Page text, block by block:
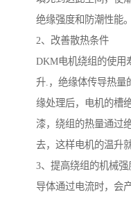
绝缘强度和防潮性能。
2、改善散热条件
DKM电机绕组的使用
升.，绝缘体传导热量
缘处理后，电机的槽
漆，绕组的热量通过
去，这样电机的温升
3、提高绕组的机械强
导体通过电流时，会